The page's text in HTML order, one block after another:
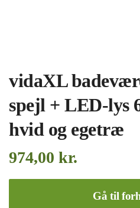
vidaXL
spejl + LED-lys
hvid og egetræ
974,00 kr.
Gå til